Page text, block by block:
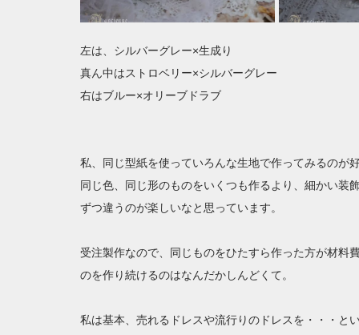
左は、シルバーグレー×生成り
真ん中はストロベリー×シルバーグレー
右はブルー×オリーブドラブ
私、同じ型紙を使っていろんな生地で作ってみるのが
同じ色、同じ形のものをいくつも作るより、細かい装
ずつ違うのが楽しいなと思っています。
受注製作なので、同じものをひたすら作った方が材料
のを作り続けるのはなんだかしんどくて。
私は基本、売れるドレスや流行りのドレスを・・・と